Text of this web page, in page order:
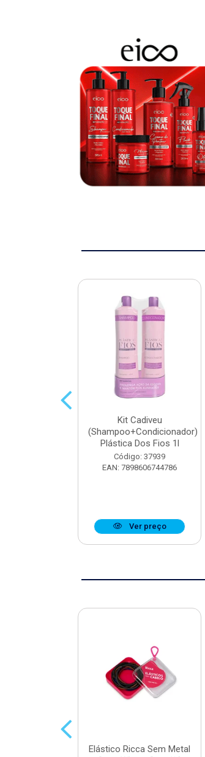
Kit Cadiveu
(Shampoo+Condicionador)
Plástica Dos Fios 1l
Código: 37939
EAN: 7898606744786
Ver preço
Elástico Ricca Sem Metal